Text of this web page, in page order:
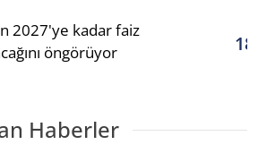
2027'ye kadar faiz
öngörüyor
Haberler